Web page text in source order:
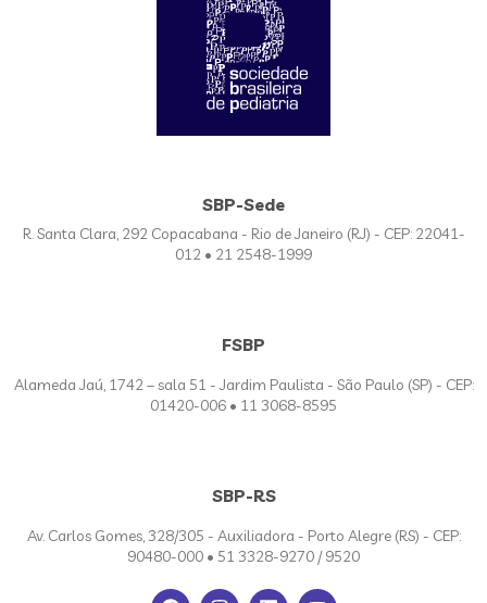
SBP-Sede
R. Santa Clara, 292 Copacabana - Rio de Janeiro (RJ) - CEP: 22041-
012 • 21 2548-1999
FSBP
Alameda Jaú, 1742 – sala 51 - Jardim Paulista - São Paulo (SP) - CEP:
01420-006 • 11 3068-8595
SBP-RS
Av. Carlos Gomes, 328/305 - Auxiliadora - Porto Alegre (RS) - CEP:
90480-000 • 51 3328-9270 / 9520